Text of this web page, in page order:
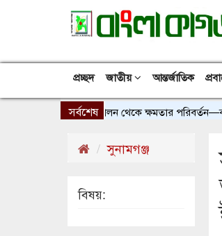
প্রচ্ছদ জাতীয় আন্তর্জাতিক
সর্বশেষ
২০২৪: আন্দোলন থেকে ক্ষমতার
সুনামগঞ্জ
বিষয়: